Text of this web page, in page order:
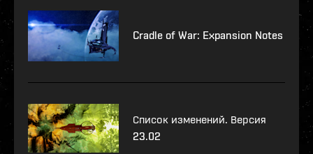
Cradle of War: Expansion Notes
Список изменений. Версия
23.02